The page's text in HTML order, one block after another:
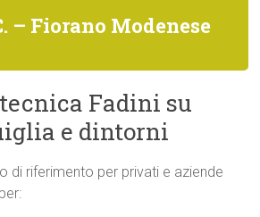
– Fiorano Modenese
Fadini su
e dintorni
di riferimento per privati e aziende